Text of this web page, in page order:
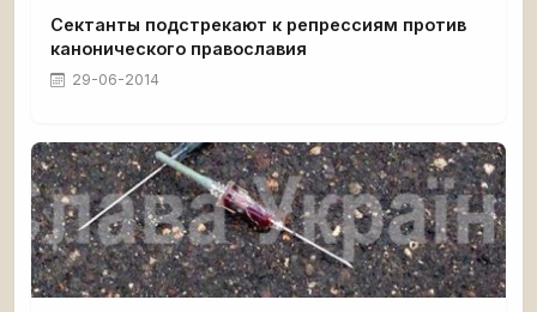
Сектанты подстрекают к репрессиям против
канонического православия
29-06-2014